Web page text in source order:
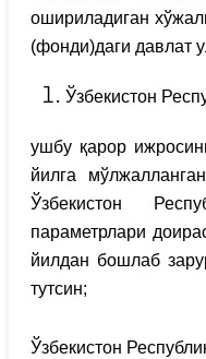
ошириладиган
(фонди)даги давлат
Ўзбекистон
ушбу қарор
йилга
Ўзбекистон
параметрлари
йилдан бошлаб
тутсин;
Ўзбекистон